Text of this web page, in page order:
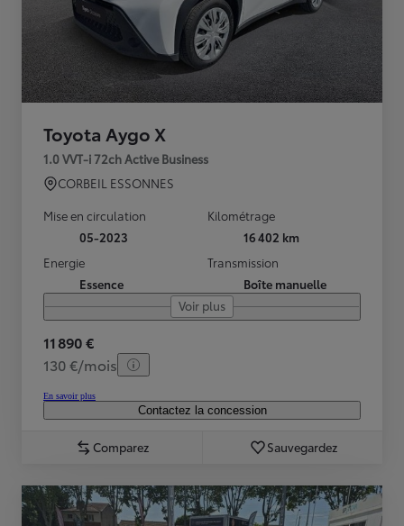
Toyota Aygo X
1.0 VVT-i 72ch Active Business
CORBEIL ESSONNES
Mise en circulation
05-2023
Kilométrage
16 402 km
Energie
Essence
Transmission
Boîte manuelle
Voir plus
11 890 €
130 €/mois
En savoir plus
Contactez la concession
Comparez Sauvegardez